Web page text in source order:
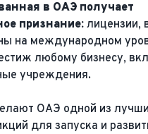
в ОАЭ получает
признание: лицензии,
на международном
любому бизнесу,
учреждения.
ОАЭ одной из
для запуска и